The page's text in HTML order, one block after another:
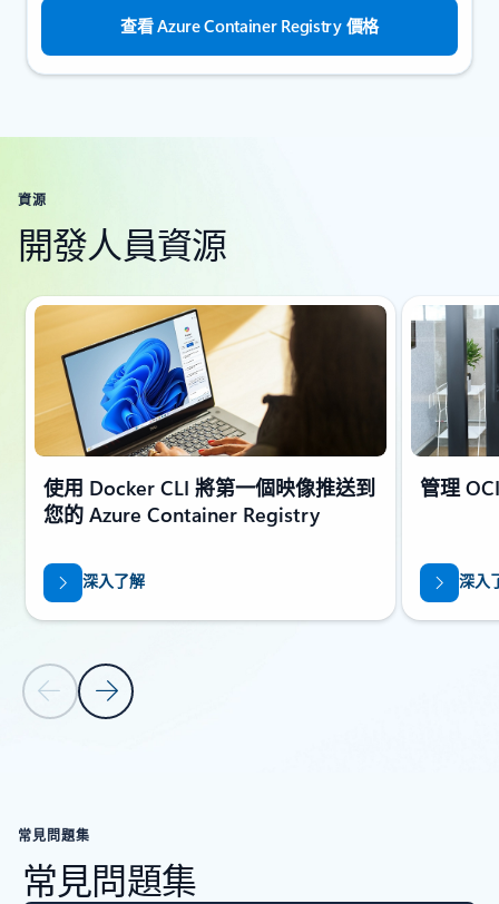
查看 Azure Container Registry 價格
資源
開發人員資源
顯示 1 張投影片 (共 6 張)
上一張投影片下一張投影片
使用 Docker CLI 將第一個映像推送到
您的 Azure Container Registry
深入了解
管理
深入
常見問題集
常見問題集